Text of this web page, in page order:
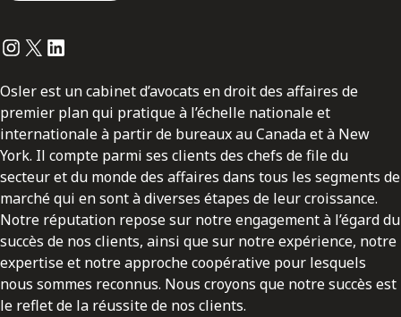
Instagram
Twitter
LinkedIn
Osler est un cabinet d’avocats en droit des affaires de
premier plan qui pratique à l’échelle nationale et
internationale à partir de bureaux au Canada et à New
York. Il compte parmi ses clients des chefs de file du
secteur et du monde des affaires dans tous les segments de
marché qui en sont à diverses étapes de leur croissance.
Notre réputation repose sur notre engagement à l’égard du
succès de nos clients, ainsi que sur notre expérience, notre
expertise et notre approche coopérative pour lesquels
nous sommes reconnus. Nous croyons que notre succès est
le reflet de la réussite de nos clients.